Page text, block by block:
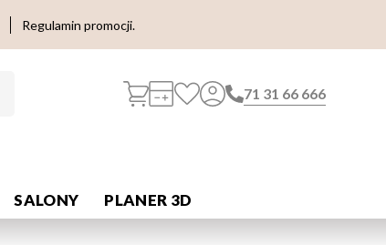
Regulamin promocji.
71 31 66 666
SALONY PLANER 3D